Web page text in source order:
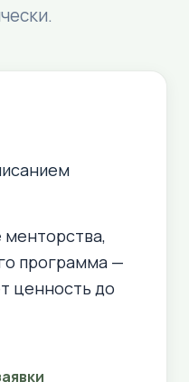
программа —
ценность до